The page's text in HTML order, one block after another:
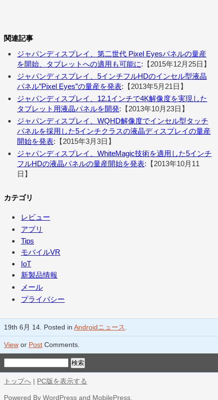
関連記事
ジャパンディスプレイ、第二世代 Pixel Eyesパネルの量産
を開始、タブレットへの適用も可能に:【2015年12月25日】
ジャパンディスプレイ、5インチフルHDのインセル型液晶
パネル”Pixel Eyes”の量産を発表:【2013年5月21日】
ジャパンディスプレイ、12.1インチで4K解像度を実現した
タブレット用液晶パネルを開発:【2013年10月23日】
ジャパンディスプレイ、WQHD解像度でインセル型タッチ
パネルを採用した5インチクラスの液晶ディスプレイの量産
開始を発表:【2015年3月3日】
ジャパンディスプレイ、WhiteMagic技術を適用した5インチ
フルHDの液晶パネルの量産開始を発表:【2013年10月11
日】
カテゴリ
レビュー
アプリ
Tips
モバイルVR
IoT
新製品情報
メール
プライバシー
19th 6月 14. Posted in Androidニュース
View or Post Comments.
トップへ | PC版を表示する
Powered By WordPress and MobilePress